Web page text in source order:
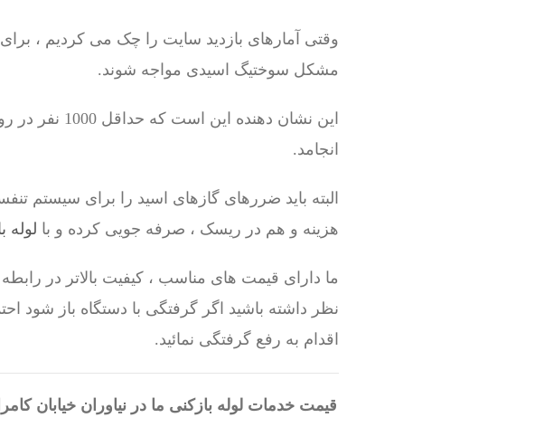
مشکل سوختیگ اسیدی مواجه شوند.
انجامد.
البته باید ضررهای گازهای اسید را برای سیستم
هزینه و هم در ریسک ، صرفه جویی کرده و با لوله
ما دارای قیمت های مناسب ، کیفیت بالاتر در
نظر داشته باشید اگر گرفتگی با دستگاه باز شود
اقدام به رفع گرفتگی نمائید.
قیمت خدمات لوله بازکنی ما در نیاوران خیابان